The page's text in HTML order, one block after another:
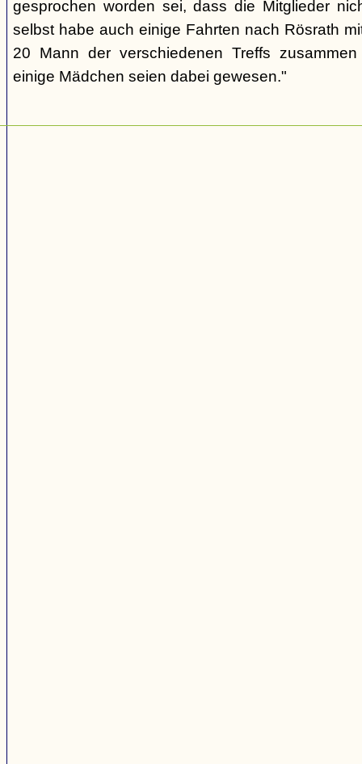
gesprochen worden sei, dass die Mitglieder
selbst habe auch einige Fahrten nach Rösrath
20 Mann der verschiedenen Treffs
einige Mädchen seien dabei gewesen."